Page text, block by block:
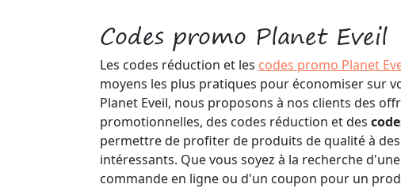
Codes promo Planet Eveil
Les codes réduction et les codes promo Planet
moyens les plus pratiques pour économiser sur
Planet Eveil, nous proposons à nos clients des
promotionnelles, des codes réduction et des
permettre de profiter de produits de qualité à
intéressants. Que vous soyez à la recherche
commande en ligne ou d'un coupon pour un